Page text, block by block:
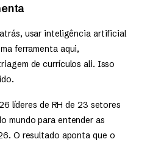
usar inteligência artificial
ferramenta aqui,
de currículos ali. Isso
líderes de RH de 23 setores
mundo para entender as
O resultado aponta que o